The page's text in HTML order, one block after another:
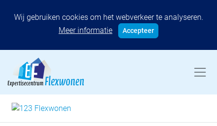
Wij gebruiken cookies om het webverkeer te analyseren.
Meer informatie
Accepteer